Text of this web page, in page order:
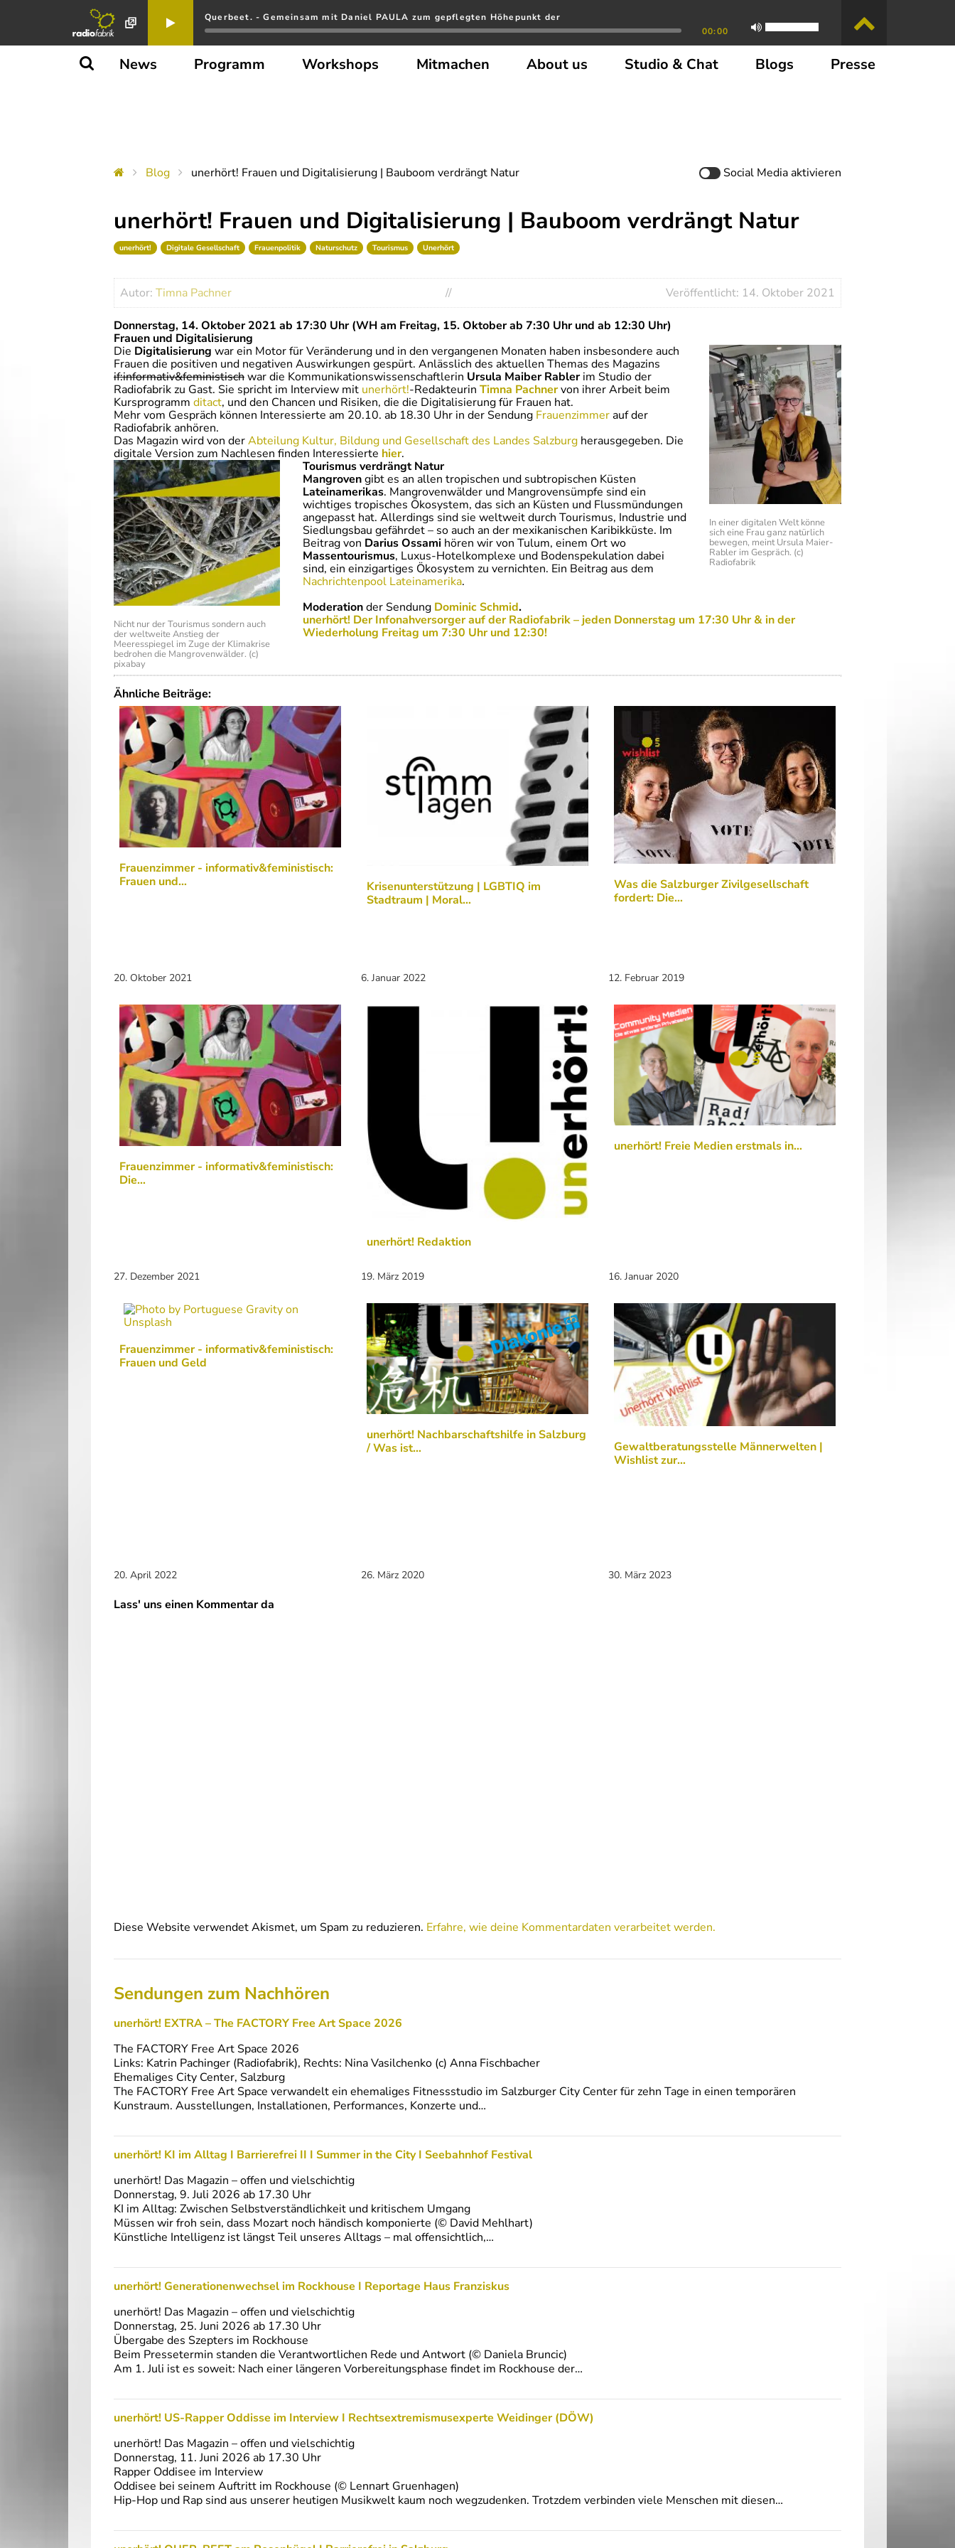
Querbeet. - Gemeinsam mit Daniel PAULA zum gepflegten Höhepunkt der
00:00
News Programm Workshops Mitmachen About us Studio & Chat Blogs Presse
Blog unerhört! Frauen und Digitalisierung | Bauboom verdrängt Natur Social Mediaaktivieren
unerhört! Frauen und Digitalisierung | Bauboom verdrängt Natur
unerhört! Digitale Gesellschaft Frauenpolitik Naturschutz Tourismus Unerhört
Autor: Timna Pachner // Veröffentlicht: 14. Oktober 2021
Donnerstag, 14. Oktober 2021 ab 17:30 Uhr (WH am Freitag, 15. Oktober ab 7:30 Uhr und ab 12:30 Uhr)
Frauen und Digitalisierung
In einer digitalen Welt könne
sich eine Frau ganz natürlich
bewegen, meint Ursula Maier-
Rabler im Gespräch. (c)
Radiofabrik
Die Digitalisierung war ein Motor für Veränderung und in den vergangenen Monaten haben insbesondere auch
Frauen die positiven und negativen Auswirkungen gespürt. Anlässlich des aktuellen Themas des Magazins
if:informativ&feministischwar die Kommunikationswissenschaftlerin Ursula Maiber Rablerim Studio der
Radiofabrik zu Gast. Sie spricht im Interview mit unerhört!-Redakteurin Timna Pachnervon ihrer Arbeit beim
Kursprogramm ditact, und den Chancen und Risiken, die die Digitalisierung für Frauen hat.
Mehr vom Gespräch können Interessierte am 20.10. ab 18.30 Uhr in der Sendung Frauenzimmerauf der
Radiofabrik anhören.
Das Magazin wirdvon derAbteilung Kultur, Bildung und Gesellschaft des Landes Salzburg herausgegeben. Die
digitale Version zum Nachlesen finden Interessierte hier.
Nicht nur der Tourismus sondern auch
der weltweite Anstieg der
Meeresspiegel im Zuge der Klimakrise
bedrohen die Mangrovenwälder. (c)
pixabay
Tourismus verdrängt Natur
Mangrovengibt es an allen tropischen und subtropischen Küsten
Lateinamerikas. Mangrovenwälder und Mangrovensümpfe sind ein
wichtiges tropisches Ökosystem, das sich an Küsten und Flussmündungen
angepasst hat. Allerdings sind sie weltweit durch Tourismus, Industrie und
Siedlungsbau gefährdet – so auch an der mexikanischen Karibikküste. Im
Beitrag von Darius Ossami hören wir von Tulum, einem Ort wo
Massentourismus, Luxus-Hotelkomplexe und Bodenspekulation dabei
sind, ein einzigartiges Ökosystem zu vernichten. Ein Beitrag aus dem
Nachrichtenpool Lateinamerika.
Moderationder Sendung Dominic Schmid.
unerhört! Der Infonahversorger auf der Radiofabrik – jeden Donnerstag um 17:30 Uhr & in der
Wiederholung Freitag um 7:30 Uhr und 12:30!
Ähnliche Beiträge:
Frauenzimmer - informativ&feministisch:
Frauen und…
20. Oktober 2021
Krisenunterstützung | LGBTIQ im
Stadtraum | Moral…
6. Januar 2022
Was die Salzburger Zivilgesellschaft
fordert: Die…
12. Februar 2019
Frauenzimmer - informativ&feministisch:
Die…
27. Dezember 2021
unerhört! Redaktion
19. März 2019
unerhört! Freie Medien erstmals in…
16. Januar 2020
Frauenzimmer - informativ&feministisch:
Frauen und Geld
20. April 2022
unerhört! Nachbarschaftshilfe in Salzburg
/ Was ist…
26. März 2020
Gewaltberatungsstelle Männerwelten |
Wishlist zur…
30. März 2023
Lass' uns einen Kommentar da
Diese Website verwendet Akismet, um Spam zu reduzieren. Erfahre, wie deine Kommentardaten verarbeitet werden.
Sendungen zum Nachhören
unerhört! EXTRA – The FACTORY Free Art Space 2026
The FACTORY Free Art Space 2026
Links: Katrin Pachinger (Radiofabrik), Rechts: Nina Vasilchenko (c) Anna Fischbacher
Ehemaliges City Center, Salzburg
The FACTORY Free Art Space verwandelt ein ehemaliges Fitnessstudio im Salzburger City Center für zehn Tage in einen temporären
Kunstraum. Ausstellungen, Installationen, Performances, Konzerte und…
unerhört! KI im Alltag I Barrierefrei II I Summer in the City I Seebahnhof Festival
unerhört! Das Magazin – offen und vielschichtig
Donnerstag, 9. Juli 2026 ab 17.30 Uhr
KI im Alltag: Zwischen Selbstverständlichkeit und kritischem Umgang
Müssen wir froh sein, dass Mozart noch händisch komponierte (© David Mehlhart)
Künstliche Intelligenz ist längst Teil unseres Alltags – mal offensichtlich,…
unerhört! Generationenwechsel im Rockhouse I Reportage Haus Franziskus
unerhört! Das Magazin – offen und vielschichtig
Donnerstag, 25. Juni 2026 ab 17.30 Uhr
Übergabe des Szepters im Rockhouse
Beim Pressetermin standen die Verantwortlichen Rede und Antwort (© Daniela Bruncic)
Am 1. Juli ist es soweit: Nach einer längeren Vorbereitungsphase findet im Rockhouse der…
unerhört! US-Rapper Oddisse im Interview I Rechtsextremismusexperte Weidinger (DÖW)
unerhört! Das Magazin – offen und vielschichtig
Donnerstag, 11. Juni 2026 ab 17.30 Uhr
Rapper Oddisee im Interview
Oddisee bei seinem Auftritt im Rockhouse (© Lennart Gruenhagen)
Hip-Hop und Rap sind aus unserer heutigen Musikwelt kaum noch wegzudenken. Trotzdem verbinden viele Menschen mit diesen…